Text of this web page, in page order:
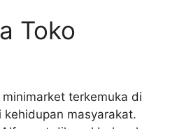
Toko
terkemuka di
masyarakat.